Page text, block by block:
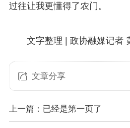
过往让我更懂得了农门。
文字整理 | 政协融媒记者
文章分享
上一篇：已经是第一页了